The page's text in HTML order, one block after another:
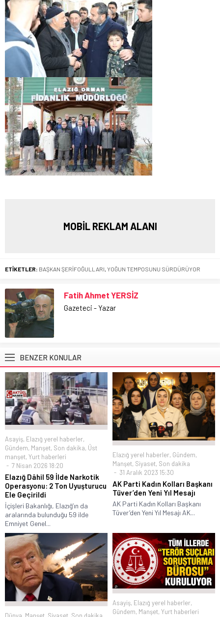
MOBİL REKLAM ALANI
ETİKETLER: BAŞKAN ŞERİFOĞULLARI, YOĞUN TEMPOSUNU SÜRDÜRÜYOR
Fatih Ahmet YERSİZ
Gazeteci - Yazar
BENZER KONULAR
Asayiş, Elazığ yerel haberler,
Gündem, Manşet, Son dakika, Üst
manşet, Yurt haberleri
7 Nisan 2026 18:20
Elazığ Dâhil 59 İlde Narkotik
Operasyonu: 2 Ton Uyuşturucu
Ele Geçirildi
İçişleri Bakanlığı, Elazığ’ın da
aralarında bulunduğu 59 ilde
Emniyet Genel...
Elazığ yerel haberler, Gündem,
Manşet, Siyaset, Son dakika
31 Aralık 2023 15:30
AK Parti Kadın Kolları Başkanı
Tüver’den Yeni Yıl Mesajı
AK Parti Kadın Kolları Başkanı
Tüver’den Yeni Yıl Mesajı AK...
Asayiş, Elazığ yerel haberler,
Gündem, Manşet, Yurt haberleri